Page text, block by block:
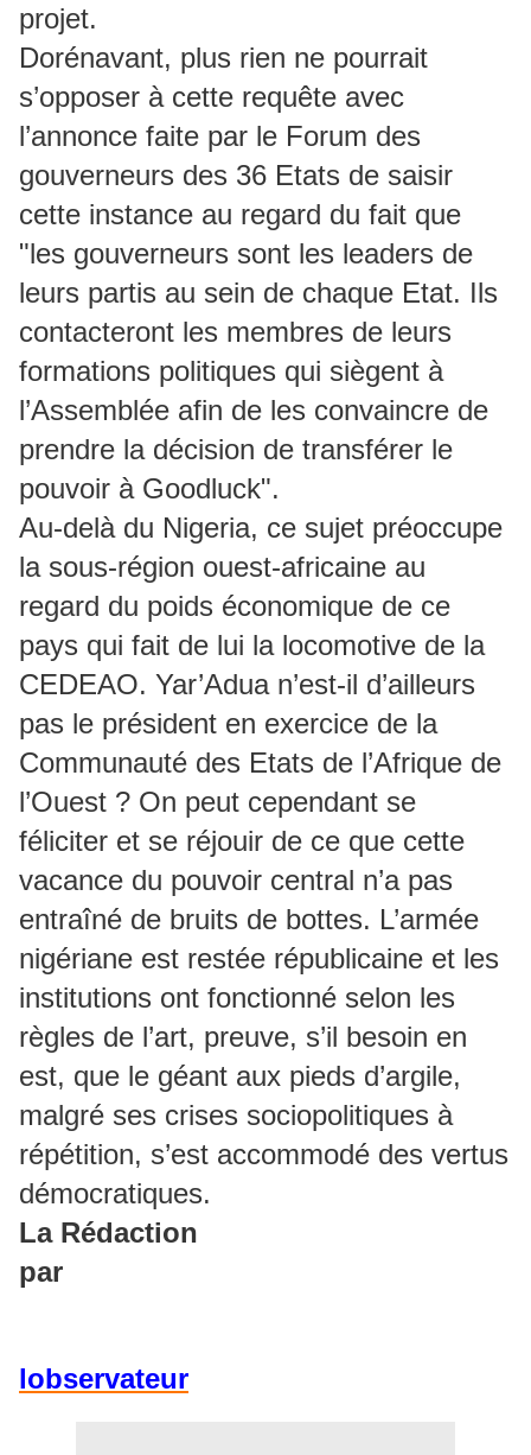
projet.
Dorénavant, plus rien ne pourrait
s’opposer à cette requête avec
l’annonce faite par le Forum des
gouverneurs des 36 Etats de saisir
cette instance au regard du fait que
"les gouverneurs sont les leaders de
leurs partis au sein de chaque Etat. Ils
contacteront les membres de leurs
formations politiques qui siègent à
l’Assemblée afin de les convaincre de
prendre la décision de transférer le
pouvoir à Goodluck".
Au-delà du Nigeria, ce sujet préoccupe
la sous-région ouest-africaine au
regard du poids économique de ce
pays qui fait de lui la locomotive de la
CEDEAO. Yar’Adua n’est-il d’ailleurs
pas le président en exercice de la
Communauté des Etats de l’Afrique de
l’Ouest ? On peut cependant se
féliciter et se réjouir de ce que cette
vacance du pouvoir central n’a pas
entraîné de bruits de bottes. L’armée
nigériane est restée républicaine et les
institutions ont fonctionné selon les
règles de l’art, preuve, s’il besoin en
est, que le géant aux pieds d’argile,
malgré ses crises sociopolitiques à
répétition, s’est accommodé des vertus
démocratiques.
La Rédaction
par
lobservateur